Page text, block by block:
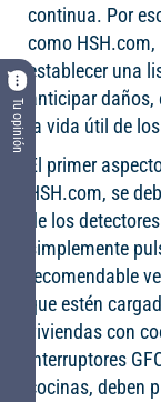
continua. Por
como
establecer una
anticipar
la vida útil de
El primer
HSH.com, se
de los
simplemente
recomendable
que estén
viviendas con
interruptores
cocinas, deben
Tu opinión